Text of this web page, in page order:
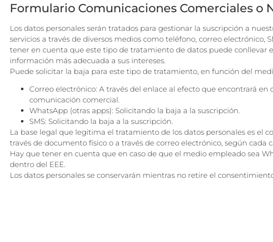
Formulario Comunicaciones Comerciales o
Los datos personales serán tratados para gestionar la suscripción a
servicios a través de diversos medios como teléfono, correo
tener en cuenta que este tipo de tratamiento de datos puede conllevar
información más adecuada a sus intereses.
Puede solicitar la baja para este tipo de tratamiento, en función del
Correo electrónico: A través del enlace al efecto que encontrará
comunicación comercial.
WhatsApp (otras apps): Solicitando la baja a la suscripción.
SMS: Solicitando la baja a la suscripción.
La base legal que legitima el tratamiento de los datos personales es el
través de documento físico o a través de correo electrónico, según cada
Hay que tener en cuenta que en caso de que el medio empleado sea
dentro del EEE.
Los datos personales se conservarán mientras no retire el